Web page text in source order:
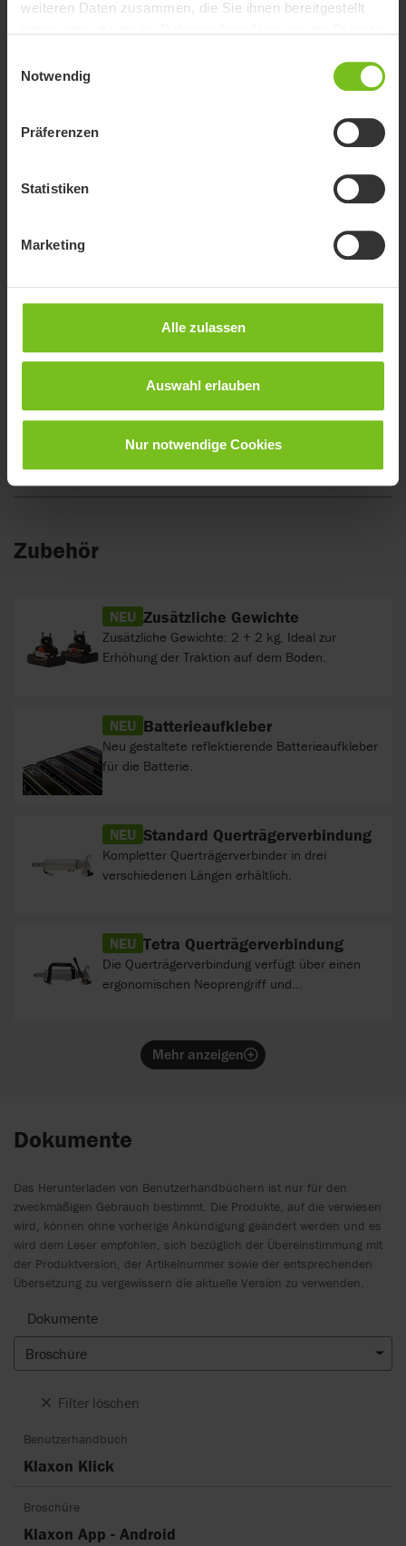
weiteren Daten zusammen, die Sie ihnen bereitgestellt
Notwendig
Präferenzen
Statistiken
Marketing
Alle zulassen
Auswahl erlauben
Nur notwendige Cookies
Hill Hold Control (HHC)
Bremsen zu koordinieren. Optional verfügbar.
Die Ergonomie des Standardlenkers ist
sowie das An- und Abkoppeln des Geräts
an den Rollstuhl zu erleichtern. Die
Der Tetra Lenker beinhaltet ergonomisch
einfaches Drücken oder Ziehen des
Lenkers.
48V x 2.9 Ah, 140 Wh, Gewicht: 1,4 kg,
Autonomie: 12/14 km. Die Werte bzgl. der
ebenem Boden bei einer Geschwindigkeit von
10 km/h und einem Nutzergewicht von 75 kg
Mehr anzeigen
Zubehör
NEU Zusätzliche Gewichte
Zusätzliche Gewichte: 2 + 2 kg. Ideal zur
Erhöhung der Traktion auf dem Boden.
NEU Batterieaufkleber
Neu gestaltete reflektierende Batterieaufkleber
für die Batterie.
NEU Standard Querträgerverbindung
Kompletter Querträgerverbinder in drei
verschiedenen Längen erhältlich.
NEU Tetra Querträgerverbindung
Die Querträgerverbindung verfügt über einen
ergonomischen Neoprengriff und
Mehr anzeigen
Dokumente
Das Herunterladen von Benutzerhandbüchern ist nur für den
zweckmäßigen Gebrauch bestimmt. Die Produkte, auf die verwiesen
wird, können ohne vorherige Ankündigung geändert werden und es
wird dem Leser empfohlen, sich bezüglich der Übereinstimmung mit
der Produktversion, der Artikelnummer sowie der entsprechenden
Übersetzung zu vergewissern die aktuelle Version zu verwenden.
Dokumente
Broschüre
Filter löschen
Benutzerhandbuch
Klaxon Klick
Broschüre
Klaxon App - Android